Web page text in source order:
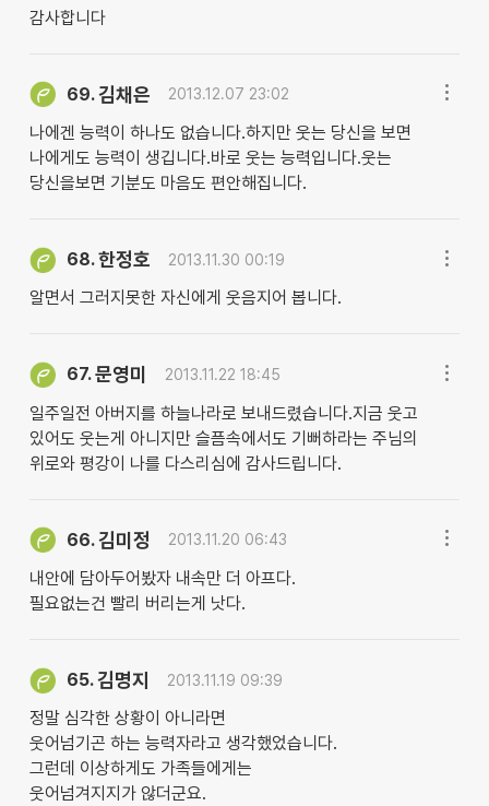
감사합니다
69.김채은 2013.12.07 23:02
나에겐 능력이 하나도 없습니다.하지만 웃는 당신을 보면
나에게도 능력이 생깁니다.바로 웃는 능력입니다.웃는
당신을보면 기분도 마음도 편안해집니다.
68.한정호 2013.11.30 00:19
알면서 그러지못한 자신에게 웃음지어 봅니다.
67.문영미 2013.11.22 18:45
일주일전 아버지를 하늘나라로 보내드렸습니다.지금 웃고
있어도 웃는게 아니지만 슬픔속에서도 기뻐하라는 주님의
위로와 평강이 나를 다스리심에 감사드립니다.
66.김미정 2013.11.20 06:43
내안에 담아두어봤자 내속만 더 아프다.
필요없는건 빨리 버리는게 낫다.
65.김명지 2013.11.19 09:39
정말 심각한 상황이 아니라면
웃어넘기곤 하는 능력자라고 생각했었습니다.
그런데 이상하게도 가족들에게는
웃어넘겨지지가 않더군요.